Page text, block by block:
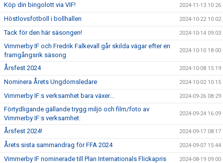
Köp din bingolott via VIF! 2024-11-13 10:26
Höstlovsfotboll i bollhallen 2024-10-22 10:02
Tack för den här säsongen! 2024-10-14 09:03
Vimmerby IF och Fredrik Falkevall går skilda vägar efter en
framgångsrik säsong
2024-10-10 18:00
Årsfest 2024 2024-10-08 15:19
Nominera Årets Ungdomsledare 2024-10-02 10:15
Vimmerby IF:s verksamhet bara växer... 2024-09-26 08:29
Förtydligande gällande trygg miljö och film/foto av
Vimmerby IF:s verksamhet:
2024-09-24 16:09
Årsfest 2024! 2024-09-17 08:17
Årets sista sammandrag för FFA 2024 2024-09-07 15:44
Vimmerby IF nominerade till Plan Internationals Flickapris 2024-08-19 09:00